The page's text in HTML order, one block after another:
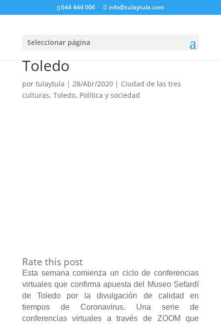
644 444 006 info@tulaytula.com
Seleccionar página
Encuentros virtuales en
el Museo Sefardí de
Toledo
por tulaytula | 28/Abr/2020| Ciudad de las tres
culturas, Toledo, Política y sociedad
Rate this post
Esta semana comienza un ciclo de conferencias
virtuales que confirma apuesta del Museo Sefardí
de Toledo por la divulgación de calidad en
tiempos de Coronavirus. Una serie de
conferencias virtuales a través de ZOOM que